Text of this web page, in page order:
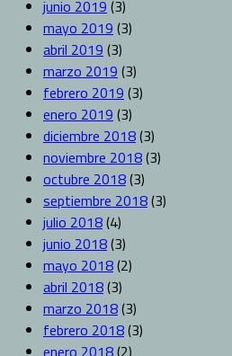
junio 2019 (3)
mayo 2019 (3)
abril 2019 (3)
marzo 2019 (3)
febrero 2019 (3)
enero 2019 (3)
diciembre 2018(3)
noviembre 2018(3)
octubre 2018(3)
septiembre 2018(3)
julio 2018(4)
junio 2018(3)
mayo 2018(2)
abril 2018(3)
marzo 2018(3)
febrero 2018(3)
enero 2018(2)